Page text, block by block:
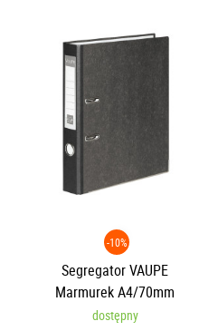
-10%
Segregator VAUPE
Marmurek A4/70mm
Czarny 001/02
dostępny